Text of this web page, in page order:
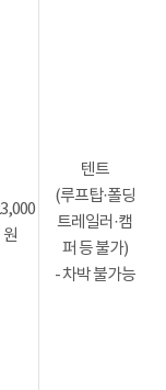
원
텐트
(루프탑·폴딩
트레일러·캠
퍼 등 불가)
- 차박 불가능